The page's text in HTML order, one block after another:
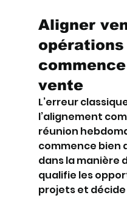
Aligner
vente
L’erreur
l’alignement
réunion
commence bien
dans la manière
qualifie les
projets et